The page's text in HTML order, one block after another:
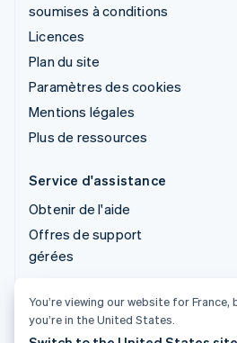
soumises à conditions
Licences
Plan du site
Paramètres des cookies
Mentions légales
Plus de ressources
Service d'assistance
Obtenir de l'aide
Offres de support
gérées
© 2026 Stripe, LLC
You’re viewing our website for
you’re in the United States.